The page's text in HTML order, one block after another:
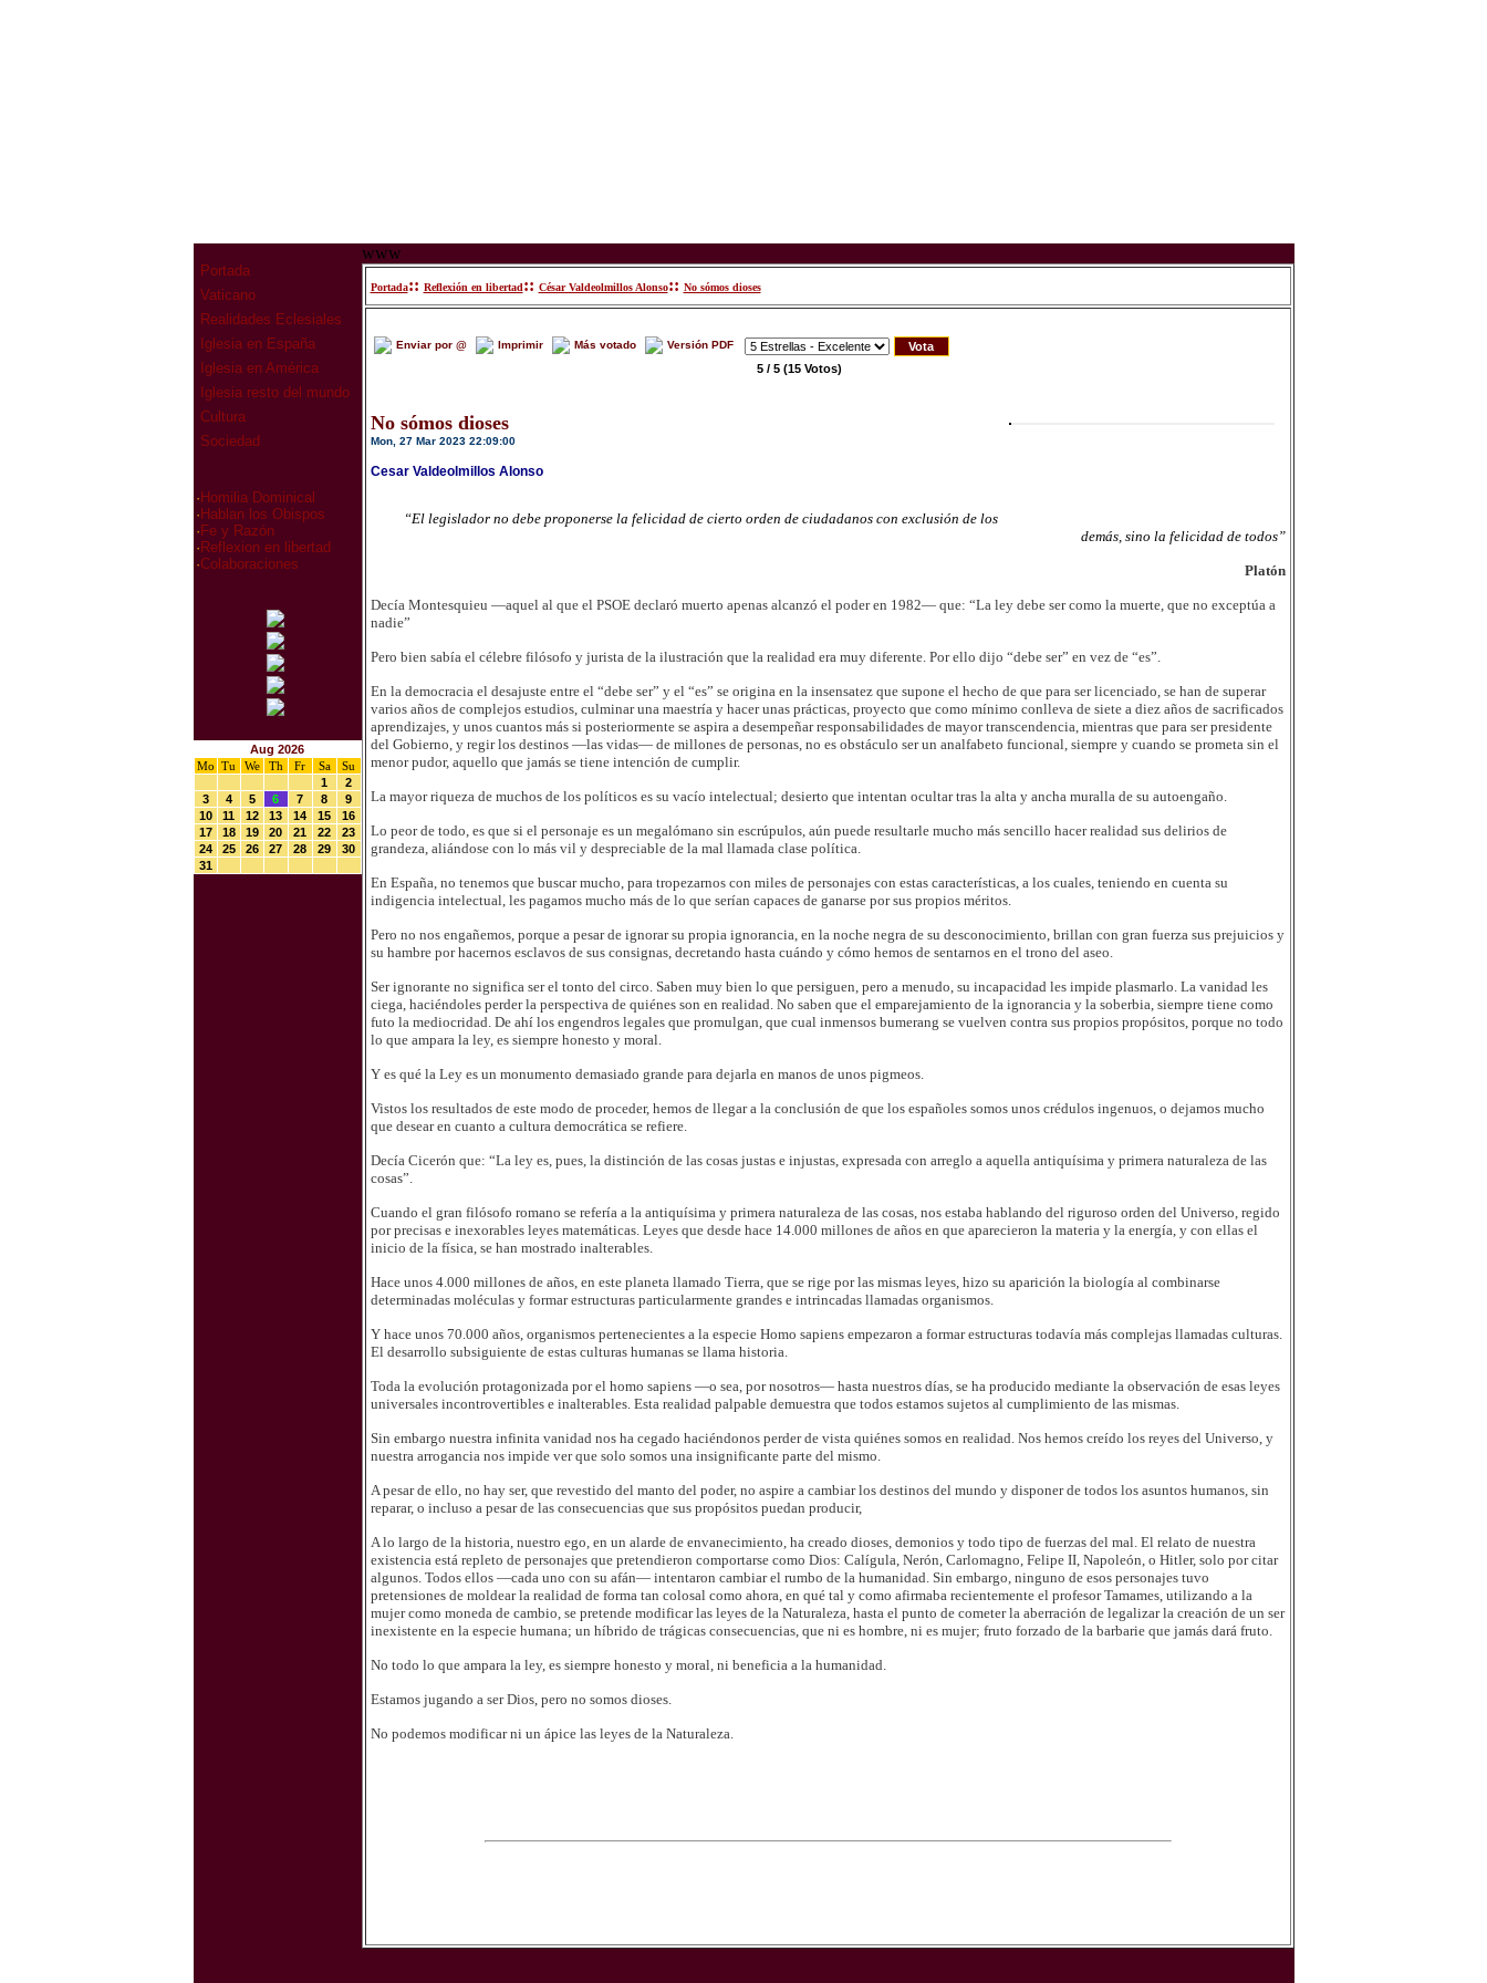
Portada
Vaticano
Realidades Eclesiales
Iglesia en España
Iglesia en América
Iglesia resto del mundo
Cultura
Sociedad
· Homilia Dominical
· Hablan los Obispos
· Fe y Razón
· Reflexion en libertad
·Colaboraciones
Aug 2026
Mo Tu We Th Fr Sa
Su
1
2
3
4 5 6 7 8
9
10
11 12 13 14 15
16
17
18 19 20 21 22
23
24
25 26 27 28 29
30
31
www
Portada:: Reflexión en libertad:: César Valdeolmillos Alonso:: No sómos dioses
Enviar por @ Imprimir Más votado Versión PDF
5 / 5 (15 Votos)
No sómos dioses
Mon, 27 Mar 2023 22:09:00
Cesar Valdeolmillos Alonso
“El legislador no debe proponerse la felicidad de cierto orden de ciudadanos con exclusión de los
demás, sino la felicidad de todos”
Platón
Decía Montesquieu —aquel al que el PSOE declaró muerto apenas alcanzó el poder en 1982— que: “La ley debe ser como la muerte, que no exceptúa a
nadie”
Pero bien sabía el célebre filósofo y jurista de la ilustración que la realidad era muy diferente. Por ello dijo “debe ser” en vez de “es”.
En la democracia el desajuste entre el “debe ser” y el “es” se origina en la insensatez que supone el hecho de que para ser licenciado, se han de superar
varios años de complejos estudios, culminar una maestría y hacer unas prácticas, proyecto que como mínimo conlleva de siete a diez años de sacrificados
aprendizajes, y unos cuantos más si posteriormente se aspira a desempeñar responsabilidades de mayor transcendencia, mientras que para ser presidente
del Gobierno, y regir los destinos —las vidas— de millones de personas, no es obstáculo ser un analfabeto funcional, siempre y cuando se prometa sin el
menor pudor, aquello que jamás se tiene intención de cumplir.
La mayor riqueza de muchos de los políticos es su vacío intelectual; desierto que intentan ocultar tras la alta y ancha muralla de su autoengaño.
Lo peor de todo, es que si el personaje es un megalómano sin escrúpulos, aún puede resultarle mucho más sencillo hacer realidad sus delirios de
grandeza, aliándose con lo más vil y despreciable de la mal llamada clase política.
En España, no tenemos que buscar mucho, para tropezarnos con miles de personajes con estas características, a los cuales, teniendo en cuenta su
indigencia intelectual, les pagamos mucho más de lo que serían capaces de ganarse por sus propios méritos.
Pero no nos engañemos, porque a pesar de ignorar su propia ignorancia, en la noche negra de su desconocimiento, brillan con gran fuerza sus prejuicios y
su hambre por hacernos esclavos de sus consignas, decretando hasta cuándo y cómo hemos de sentarnos en el trono del aseo.
Ser ignorante no significa ser el tonto del circo. Saben muy bien lo que persiguen, pero a menudo, su incapacidad les impide plasmarlo. La vanidad les
ciega, haciéndoles perder la perspectiva de quiénes son en realidad. No saben que el emparejamiento de la ignorancia y la soberbia, siempre tiene como
futo la mediocridad. De ahí los engendros legales que promulgan, que cual inmensos bumerang se vuelven contra sus propios propósitos, porque no todo
lo que ampara la ley, es siempre honesto y moral.
Y es qué la Ley es un monumento demasiado grande para dejarla en manos de unos pigmeos.
Vistos los resultados de este modo de proceder, hemos de llegar a la conclusión de que los españoles somos unos crédulos ingenuos, o dejamos mucho
que desear en cuanto a cultura democrática se refiere.
Decía Cicerón que: “La ley es, pues, la distinción de las cosas justas e injustas, expresada con arreglo a aquella antiquísima y primera naturaleza de las
cosas”.
Cuando el gran filósofo romano se refería a la antiquísima y primera naturaleza de las cosas, nos estaba hablando del riguroso orden del Universo, regido
por precisas e inexorables leyes matemáticas. Leyes que desde hace 14.000 millones de años en que aparecieron la materia y la energía, y con ellas el
inicio de la física, se han mostrado inalterables.
Hace unos 4.000 millones de años, en este planeta llamado Tierra, que se rige por las mismas leyes, hizo su aparición la biología al combinarse
determinadas moléculas y formar estructuras particularmente grandes e intrincadas llamadas organismos.
Y hace unos 70.000 años, organismos pertenecientes a la especie Homo sapiens empezaron a formar estructuras todavía más complejas llamadas culturas.
El desarrollo subsiguiente de estas culturas humanas se llama historia.
Toda la evolución protagonizada por el homo sapiens —o sea, por nosotros— hasta nuestros días, se ha producido mediante la observación de esas leyes
universales incontrovertibles e inalterables. Esta realidad palpable demuestra que todos estamos sujetos al cumplimiento de las mismas.
Sin embargo nuestra infinita vanidad nos ha cegado haciéndonos perder de vista quiénes somos en realidad. Nos hemos creído los reyes del Universo, y
nuestra arrogancia nos impide ver que solo somos una insignificante parte del mismo.
A pesar de ello, no hay ser, que revestido del manto del poder, no aspire a cambiar los destinos del mundo y disponer de todos los asuntos humanos, sin
reparar, o incluso a pesar de las consecuencias que sus propósitos puedan producir,
A lo largo de la historia, nuestro ego, en un alarde de envanecimiento, ha creado dioses, demonios y todo tipo de fuerzas del mal. El relato de nuestra
existencia está repleto de personajes que pretendieron comportarse como Dios: Calígula, Nerón, Carlomagno, Felipe II, Napoleón, o Hitler, solo por citar
algunos. Todos ellos —cada uno con su afán— intentaron cambiar el rumbo de la humanidad. Sin embargo, ninguno de esos personajes tuvo
pretensiones de moldear la realidad de forma tan colosal como ahora, en qué tal y como afirmaba recientemente el profesor Tamames, utilizando a la
mujer como moneda de cambio, se pretende modificar las leyes de la Naturaleza, hasta el punto de cometer la aberración de legalizar la creación de un ser
inexistente en la especie humana; un híbrido de trágicas consecuencias, que ni es hombre, ni es mujer; fruto forzado de la barbarie que jamás dará fruto.
No todo lo que ampara la ley, es siempre honesto y moral, ni beneficia a la humanidad.
Estamos jugando a ser Dios, pero no somos dioses.
No podemos modificar ni un ápice las leyes de la Naturaleza.